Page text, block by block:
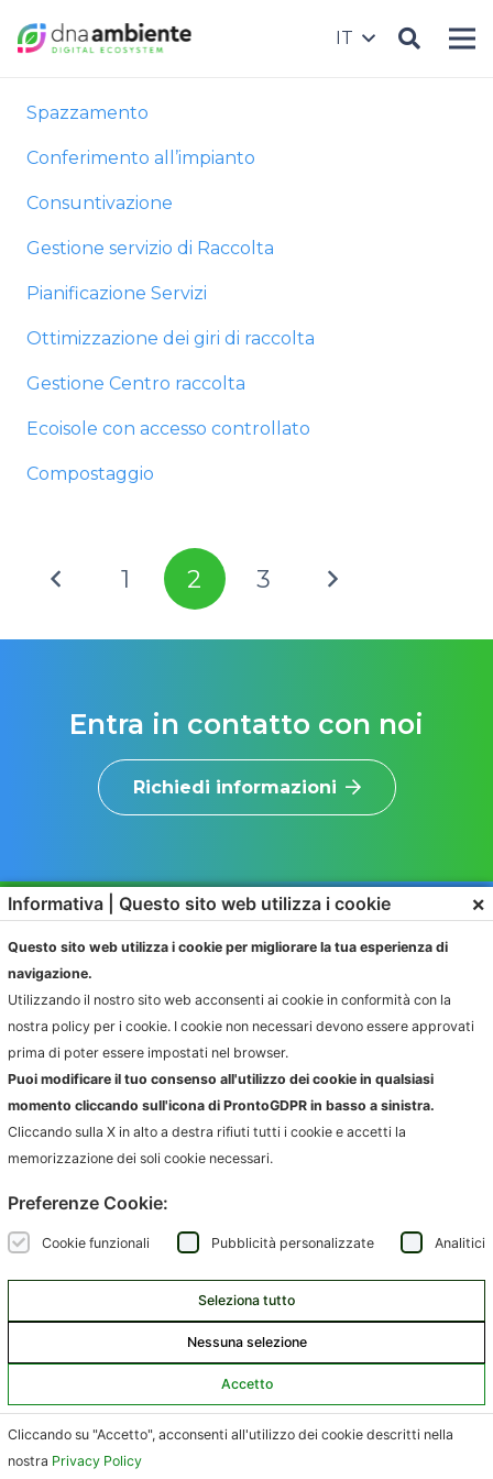
IT
Spazzamento
Conferimento all’impianto
Consuntivazione
Gestione servizio di Raccolta
Pianificazione Servizi
Ottimizzazione dei giri di raccolta
Gestione Centro raccolta
Ecoisole con accesso controllato
Compostaggio
1 2 3
Entra in contatto con noi
Richiedi informazioni
SOLUZIONI
RAPPORTO CON L’UTENTE
PRODOTTI
AZIENDE
AMBIENTE.IT
ARCODA
HPA
JUNKER APP
INFORMAZIONI
CONTATTI
Terranova
P. IVA / CF / n. R.I.FI 06139270489 – n. REA FI 603578 |
Privacy policy–Cookie policy
Informativa | Questo sito web utilizza i cookie ×
Questo sito web utilizza i cookie per migliorare la tua esperienza di
navigazione.
Utilizzando il nostro sito web acconsenti ai cookie in conformità con la
nostra policy per i cookie. I cookie non necessari devono essere approvati
prima di poter essere impostati nel browser.
Puoi modificare il tuo consenso all'utilizzo dei cookie in qualsiasi
momento cliccando sull'icona di ProntoGDPR in basso a sinistra.
Cliccando sulla X in alto a destra rifiuti tutti i cookie e accetti la
memorizzazione dei soli cookie necessari.
Preferenze Cookie:
Cookie funzionali Pubblicità personalizzate Analitici
Seleziona tutto
Nessuna selezione
Accetto
Cliccando su "Accetto", acconsenti all'utilizzo dei cookie descritti nella
nostra Privacy Policy